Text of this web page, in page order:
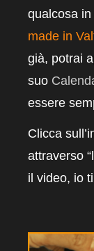
qualcosa
made in
già, potrai
suo
essere
Clicca
attraverso
il video, io